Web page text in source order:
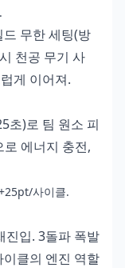
무한 세팅(방
천공 무기 사
게 이어져.
초)로 팀 원소 피
에너지 충전,
사이클.
진입. 3돌파 폭발
클의 엔진 역할